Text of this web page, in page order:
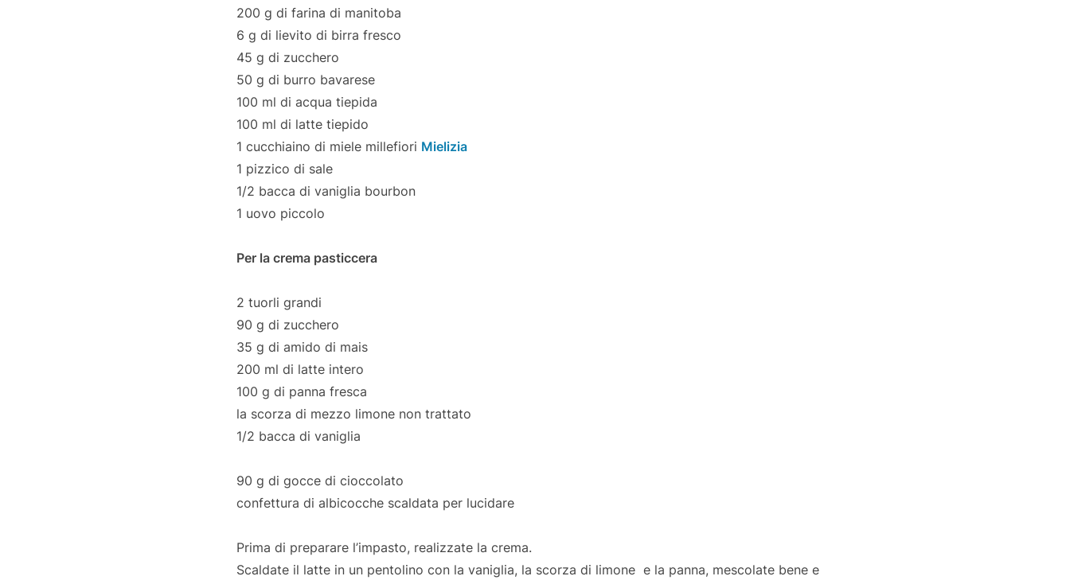
200 g di farina di manitoba
6 g di lievito di birra fresco
45 g di zucchero
50 g di burro bavarese
100 ml di acqua tiepida
100 ml di latte tiepido
1 cucchiaino di miele millefiori Mielizia
1 pizzico di sale
1/2 bacca di vaniglia bourbon
1 uovo piccolo
Per la crema pasticcera
2 tuorli grandi
90 g di zucchero
35 g di amido di mais
200 ml di latte intero
100 g di panna fresca
la scorza di mezzo limone non trattato
1/2 bacca di vaniglia
90 g di gocce di cioccolato
confettura di albicocche scaldata per lucidare
Prima di preparare l’impasto, realizzate la crema.
Scaldate il latte in un pentolino con la vaniglia, la scorza di limone e la panna, mescolate bene e